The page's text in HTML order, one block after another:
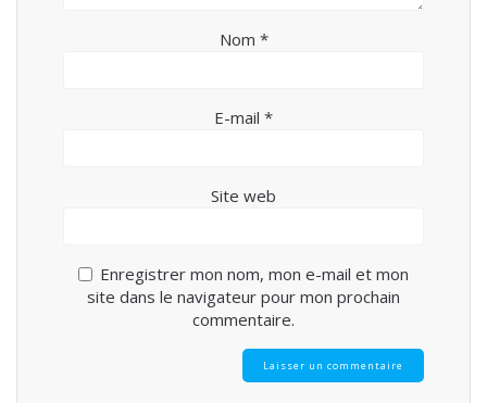
Nom *
E-mail *
Site web
Enregistrer mon nom, mon e-mail et mon
site dans le navigateur pour mon prochain
commentaire.